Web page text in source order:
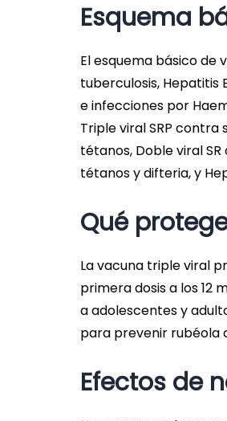
Esquema
El esquema básico de
tuberculosis,
e infecciones por
Triple viral SRP
tétanos, Doble viral
tétanos y difteria, y
Qué
La vacuna triple viral
primera dosis a los 12
a adolescentes y
para prevenir rubéola
Efectos de